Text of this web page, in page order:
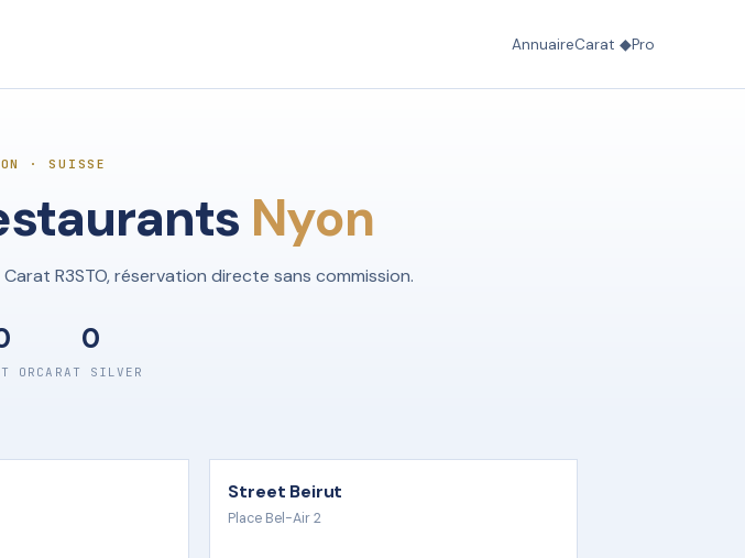
AnnuaireCarat ◆Pro
· SUISSE
Nyon
R3STO, réservation directe sans commission.
OR
0
CARAT SILVER
Street Beirut
Place Bel-Air 2